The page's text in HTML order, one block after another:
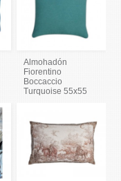
Almohadón
Fiorentino
Boccaccio
Turquoise 55x55